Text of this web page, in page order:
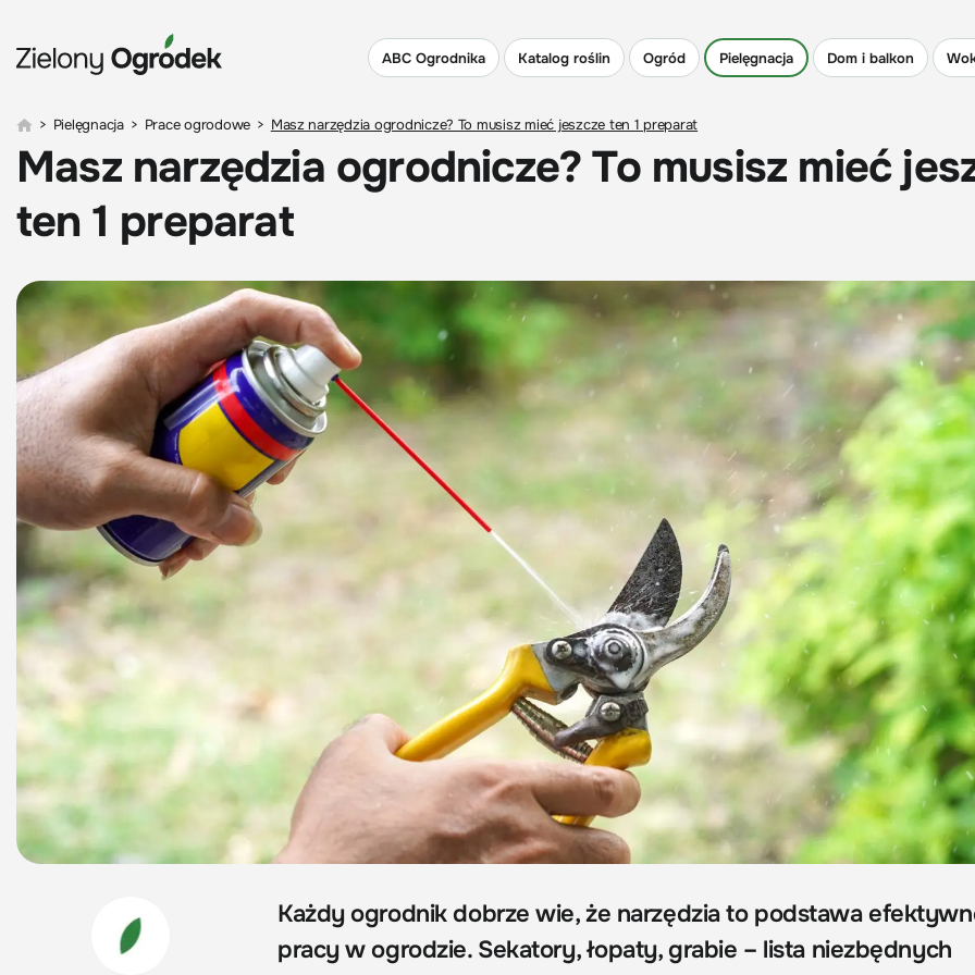
ABC Ogrodnika Katalog roślin Ogród Pielęgnacja Dom i balkon
> Pielęgnacja > Prace ogrodowe > Masz narzędzia ogrodnicze? To musisz mieć jeszcze ten 1 preparat
Masz narzędzia ogrodnicze? To musisz mieć
ten 1 preparat
Każdy ogrodnik dobrze wie, że narzędzia to podstawa
pracy w ogrodzie. Sekatory, łopaty, grabie – lista niezbędnych